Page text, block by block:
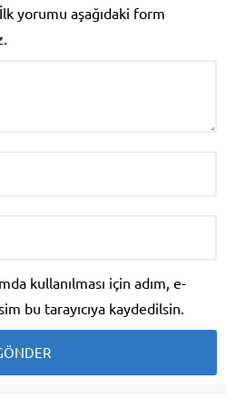
yorumu aşağıdaki form
kullanılması için adım, e-
bu tarayıcıya kaydedilsin.